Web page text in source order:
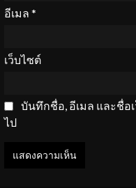
อีเมล *
เว็บไซต์
บันทึกชื่อ, อีเมล และชื่อ
ไป